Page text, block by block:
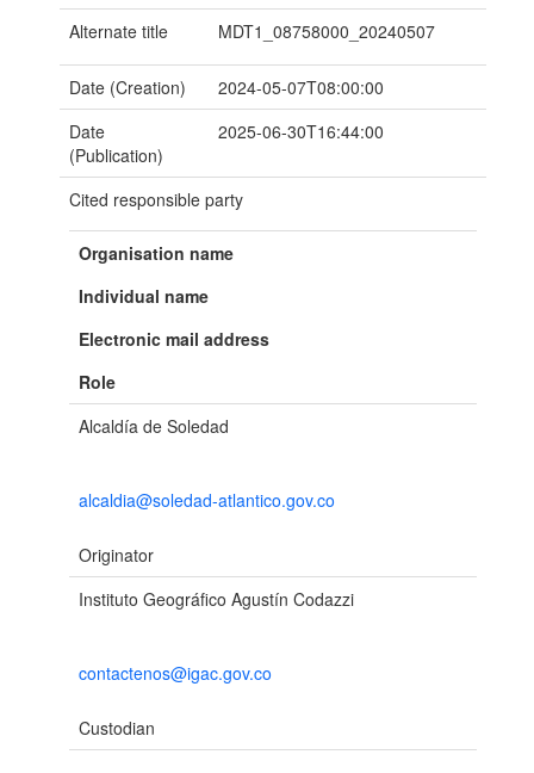
Alternate title MDT1_08758000_20240507
Date (Creation)
2024-05-07T08:00:00
Date
(Publication)
2025-06-30T16:44:00
Cited responsible party
Organisation name
Individual name
Electronic mail address
Role
Alcaldía de Soledad
alcaldia@soledad-atlantico.gov.co
Originator
Instituto Geográfico Agustín Codazzi
contactenos@igac.gov.co
Custodian